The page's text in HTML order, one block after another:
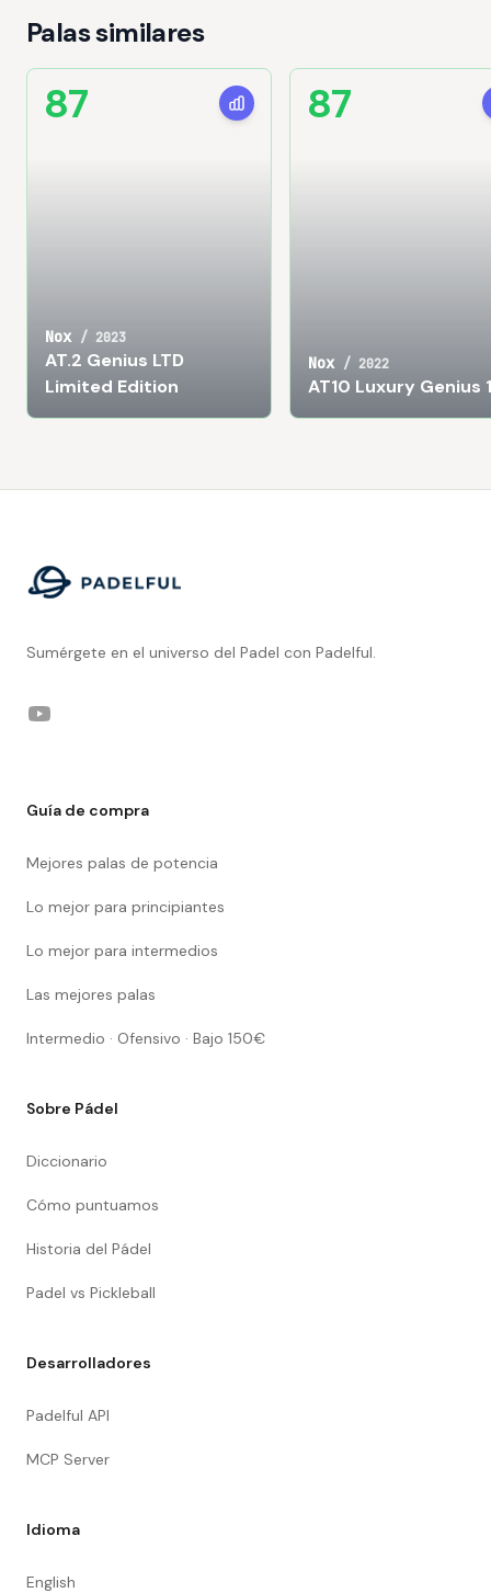
Palas similares
Nox / 2023
AT.2 Genius LTD
Limited Edition
87
Nox / 2022
AT10 Luxury Genius
87
Sumérgete en el universo del Padel con Padelful.
YouTube
Guía de compra
Mejores palas de potencia
Lo mejor para principiantes
Lo mejor para intermedios
Las mejores palas
Intermedio · Ofensivo · Bajo 150€
Sobre Pádel
Diccionario
Cómo puntuamos
Historia del Pádel
Padel vs Pickleball
Desarrolladores
Padelful API
MCP Server
Idioma
English